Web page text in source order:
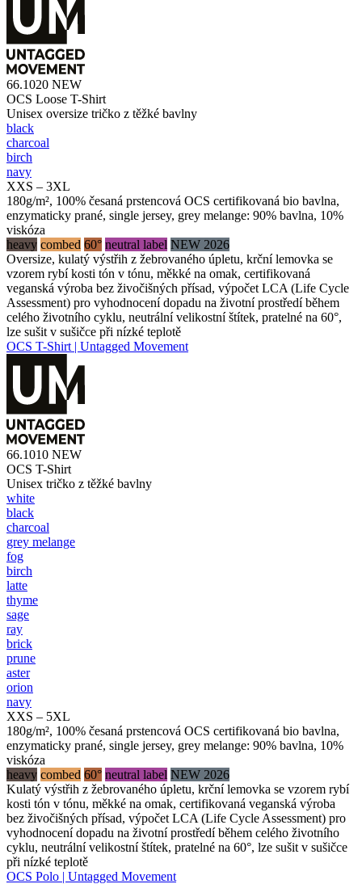
66.1020 NEW
OCS Loose T-Shirt
Unisex oversize tričko z těžké bavlny
black
charcoal
birch
navy
XXS – 3XL
180g/m², 100% česaná prstencová OCS certifikovaná bio bavlna,
enzymaticky prané, single jersey, grey melange: 90% bavlna, 10%
viskóza
heavy combed 60° neutral label NEW 2026
Oversize, kulatý výstřih z žebrovaného úpletu, krční lemovka se
vzorem rybí kosti tón v tónu, měkké na omak, certifikovaná
veganská výroba bez živočišných přísad, výpočet LCA (Life Cycle
Assessment) pro vyhodnocení dopadu na životní prostředí během
celého životního cyklu, neutrální velikostní štítek, pratelné na 60°,
lze sušit v sušičce při nízké teplotě
OCS T-Shirt | Untagged Movement
66.1010 NEW
OCS T-Shirt
Unisex tričko z těžké bavlny
white
black
charcoal
grey melange
fog
birch
latte
thyme
sage
ray
brick
prune
aster
orion
navy
XXS – 5XL
180g/m², 100% česaná prstencová OCS certifikovaná bio bavlna,
enzymaticky prané, single jersey, grey melange: 90% bavlna, 10%
viskóza
heavy combed 60° neutral label NEW 2026
Kulatý výstřih z žebrovaného úpletu, krční lemovka se vzorem rybí
kosti tón v tónu, měkké na omak, certifikovaná veganská výroba
bez živočišných přísad, výpočet LCA (Life Cycle Assessment) pro
vyhodnocení dopadu na životní prostředí během celého životního
cyklu, neutrální velikostní štítek, pratelné na 60°, lze sušit v sušičce
při nízké teplotě
OCS Polo | Untagged Movement